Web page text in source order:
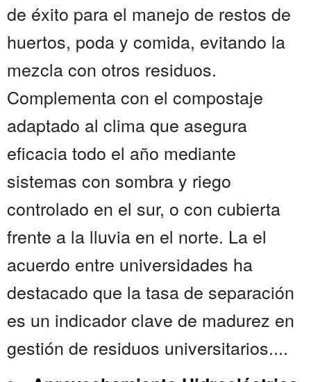
de éxito para el manejo de restos de
huertos, poda y comida, evitando la
mezcla con otros residuos.
Complementa con el compostaje
adaptado al clima que asegura
eficacia todo el año mediante
sistemas con sombra y riego
controlado en el sur, o con cubierta
frente a la lluvia en el norte. La el
acuerdo entre universidades ha
destacado que la tasa de separación
es un indicador clave de madurez en
gestión de residuos universitarios....